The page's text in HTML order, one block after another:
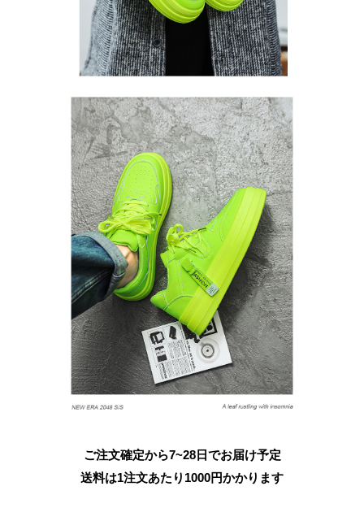
ご注文確定から7~28日でお届け予定
送料は1注文あたり 1000円かかります